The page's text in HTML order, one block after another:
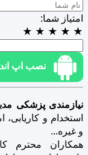
امتیاز شما:
★
★
★
★
★
نصب اپ
نیازمندی پزشکی
استخدام و
و غیره...
همکاران محترم